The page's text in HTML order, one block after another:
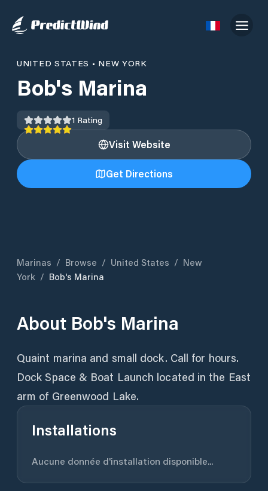
UNITED STATES • NEW YORK
Bob's Marina
1 Rating
Visit Website
Get Directions
Marinas / Browse / United States / New
York / Bob's Marina
About Bob's Marina
Quaint marina and small dock. Call for hours.
Dock Space & Boat Launch located in the East
arm of Greenwood Lake.
Installations
Aucune donnée d'installation disponible...